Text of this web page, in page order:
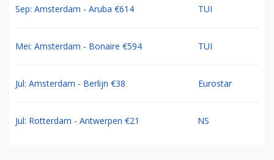
Sep: Amsterdam - Aruba €614 TUI
Mei: Amsterdam - Bonaire €594 TUI
Jul: Amsterdam - Berlijn €38 Eurostar
Jul: Rotterdam - Antwerpen €21 NS